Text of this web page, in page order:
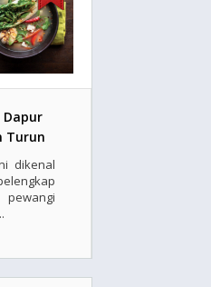
Dapur
Turun
dikenal